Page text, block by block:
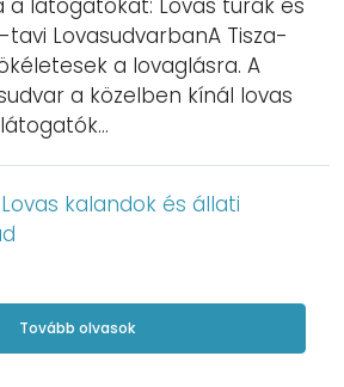
a látogatókat: Lovas túrák és
LovasudvarbanA Tisza-
a lovaglásra. A
a közelben kínál lovas
Lovas kalandok és állati
Tovább olvasok